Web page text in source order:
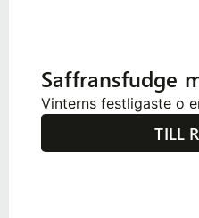
Saffransfudge
Vinterns festligaste o
TILL